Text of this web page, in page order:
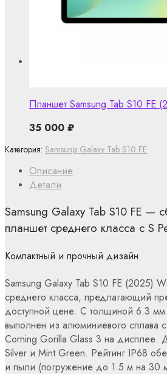
Описание
Детали
Samsung Galaxy Tab S10 FE —
планшет среднего класса с S
Компактный и прочный дизайн
Samsung Galaxy Tab S10 FE (2025)
среднего класса, предлагающий
доступной цене. С толщиной 6.3
выполнен из алюминиевого сплава
Corning Gorilla Glass 3 на дисплее.
Silver и Mint Green. Рейтинг IP68
и пыли (погружение до 1.5 м на 30
Категория: Samsung Galaxy Tab S10 FE
Планшет Samsung Tab S10 FE
35 000 ₽